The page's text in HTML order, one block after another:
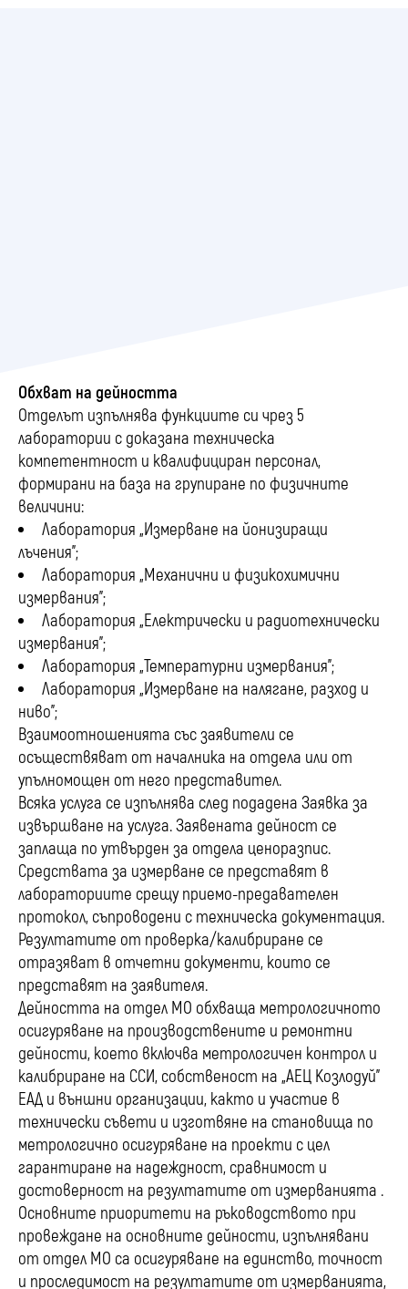
Обхват на дейността
Отделът изпълнява функциите си чрез 5
лаборатории с доказана техническа
компетентност и квалифициран персонал,
формирани на база на групиране по физичните
величини:
Лаборатория „Измерване на йонизиращи
лъчения”;
Лаборатория „Механични и физикохимични
измервания”;
Лаборатория „Електрически и радиотехнически
измервания”;
Лаборатория „Температурни измервания”;
Лаборатория „Измерване на налягане, разход и
ниво”;
Взаимоотношенията със заявители се
осъществяват от началника на отдела или от
упълномощен от него представител.
Всяка услуга се изпълнява след подадена Заявка за
извършване на услуга. Заявената дейност се
заплаща по утвърден за отдела ценоразпис.
Средствата за измерване се представят в
лабораториите срещу приемо-предавателен
протокол, съпроводени с техническа документация.
Резултатите от проверка/калибриране се
отразяват в отчетни документи, които се
представят на заявителя.
Дейността на отдел МО обхваща метрологичното
осигуряване на производствените и ремонтни
дейности, което включва метрологичен контрол и
калибриране на ССИ, собственост на „АЕЦ Козлодуй”
ЕАД и външни организации, както и участие в
технически съвети и изготвяне на становища по
метрологично осигуряване на проекти с цел
гарантиране на надеждност, сравнимост и
достоверност на резултатите от измерванията .
Основните приоритети на ръководството при
провеждане на основните дейности, изпълнявани
от отдел МО са осигуряване на единство, точност
и проследимост на резултатите от измерванията,